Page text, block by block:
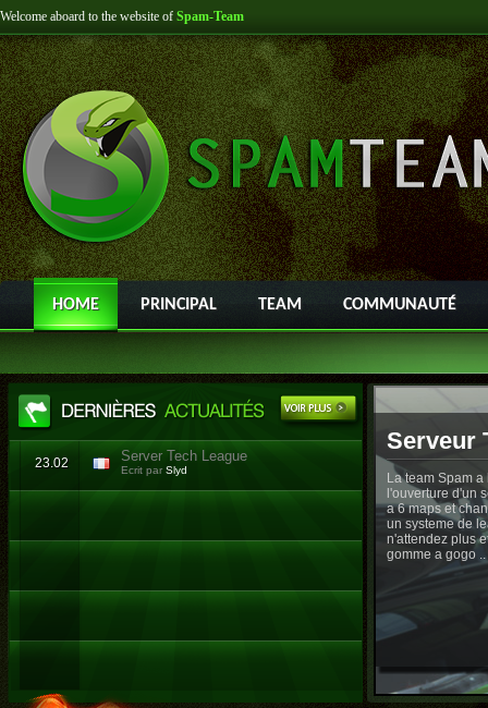
Welcome aboard to the website of Spam-Team
HOME PRINCIPAL TEAM COMMUNAUTÉ
23.02 Server Tech League
Ecrit par Slyd
Serveur
La team Spam
l'ouverture d'un
a 6 maps et
un systeme de
n'attendez plus
gomme a gogo ..